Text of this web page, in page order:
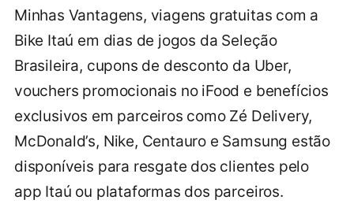
Minhas Vantagens, viagens gratuitas com a
Bike Itaú em dias de jogos da Seleção
Brasileira, cupons de desconto da Uber,
vouchers promocionais no iFood e benefícios
exclusivos em parceiros como Zé Delivery,
McDonald’s, Nike, Centauro e Samsung estão
disponíveis para resgate dos clientes pelo
app Itaú ou plataformas dos parceiros.